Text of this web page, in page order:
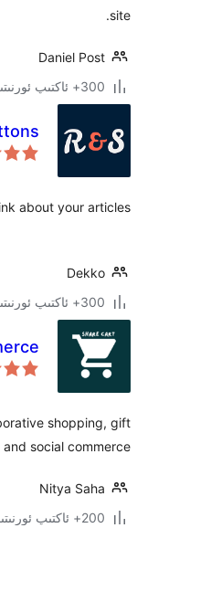
site.
Daniel Post
300+ ئاكتىپ ئورنىتىش
about your articles.
Dekko
300+ ئاكتىپ ئورنىتىش
shopping, gift
social commerce.
Nitya Saha
200+ ئاكتىپ ئورنىتىش